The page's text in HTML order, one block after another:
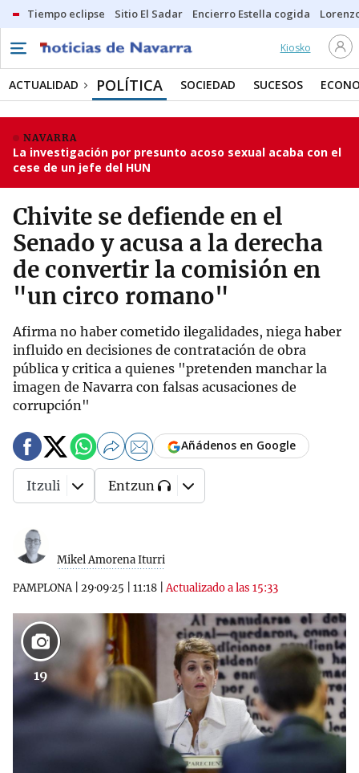
Tiempo eclipse Sitio El Sadar Encierro Estella cogida
Kiosko
ACTUALIDAD POLÍTICA SOCIEDAD SUCESOS
NAVARRA
La investigación por presunto acoso sexual acaba con el
cese de un jefe del HUN
Chivite se defiende en el
Senado y acusa a la derecha
de convertir la comisión en
"un circo romano"
Afirma no haber cometido ilegalidades, niega haber
influido en decisiones de contratación de obra
pública y critica a quienes "pretenden manchar la
imagen de Navarra con falsas acusaciones de
corrupción"
Mikel Amorena Iturri
PAMPLONA| 29·09·25 11:18 |Actualizado a las 15:33
Añádenos en Google
Itzuli Entzun
19